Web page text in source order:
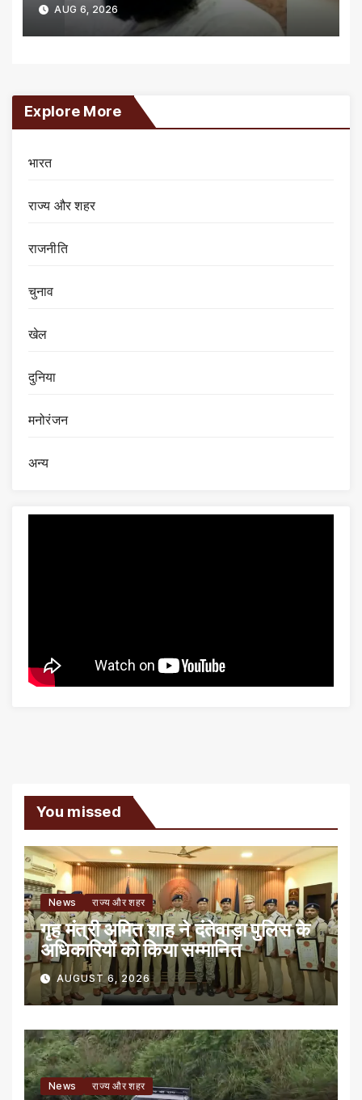
AUG 6, 2026
Explore More
भारत
राज्य और शहर
राजनीति
चुनाव
खेल
दुनिया
मनोरंजन
अन्य
You missed
News राज्य और शहर
गृह मंत्री अमित शाह ने दंतेवाड़ा पुलिस के
अधिकारियों को किया सम्मानित
AUGUST 6, 2026
News राज्य और शहर